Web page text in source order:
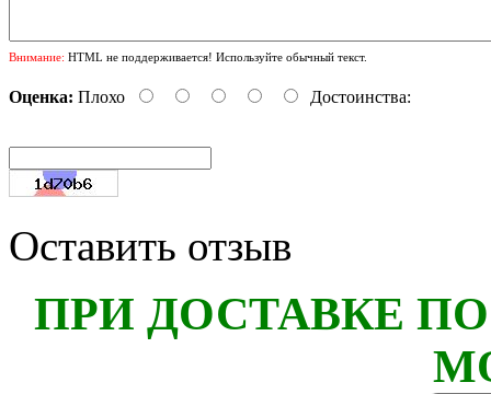
Внимание: HTML не поддерживается! Используйте обычный текст.
Оценка: Плохо Достоинства:
Оставить отзыв
ПРИ ДОСТАВКЕ